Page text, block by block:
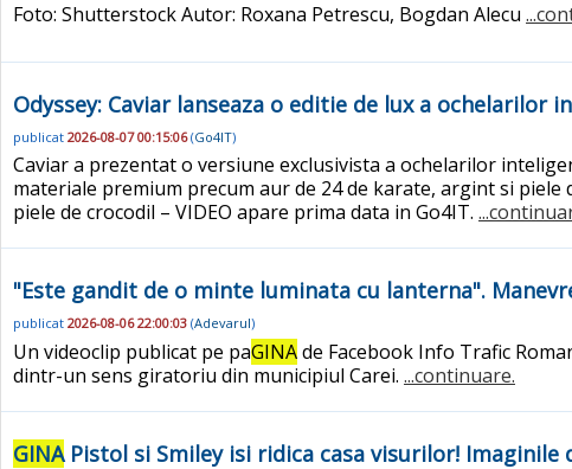
Foto: Shutterstock Autor: Roxana Petrescu, Bogdan Alecu
Odyssey: Caviar lanseaza o editie de lux a ochelarilor
publicat 2026-08-07 00:15:06(Go4IT)
Caviar a prezentat o versiune exclusivista a ochelarilor
materiale premium precum aur de 24 de karate, argint si piele
piele de crocodil – VIDEO apare prima data in Go4IT.
"Este gandit de o minte luminata cu lanterna".
publicat 2026-08-06 22:00:03 (Adevarul)
Un videoclip publicat pe paGINAde Facebook Info Trafic
dintr-un sens giratoriu din municipiul Carei. ...continuare.
GINAPistol si Smiley isi ridica casa visurilor!